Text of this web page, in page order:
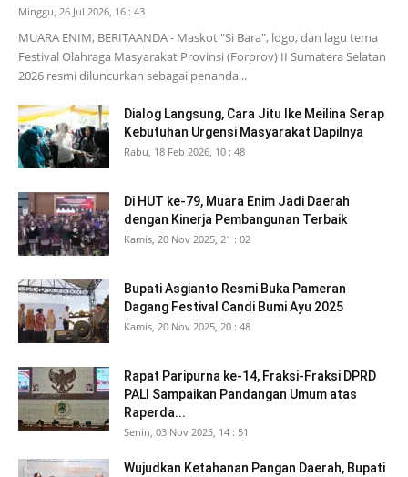
Minggu, 26 Jul 2026, 16 : 43
MUARA ENIM, BERITAANDA - Maskot "Si Bara", logo, dan lagu tema
Festival Olahraga Masyarakat Provinsi (Forprov) II Sumatera Selatan
2026 resmi diluncurkan sebagai penanda...
Dialog Langsung, Cara Jitu Ike Meilina Serap
Kebutuhan Urgensi Masyarakat Dapilnya
Rabu, 18 Feb 2026, 10 : 48
Di HUT ke-79, Muara Enim Jadi Daerah
dengan Kinerja Pembangunan Terbaik
Kamis, 20 Nov 2025, 21 : 02
Bupati Asgianto Resmi Buka Pameran
Dagang Festival Candi Bumi Ayu 2025
Kamis, 20 Nov 2025, 20 : 48
Rapat Paripurna ke-14, Fraksi-Fraksi DPRD
PALI Sampaikan Pandangan Umum atas
Raperda...
Senin, 03 Nov 2025, 14 : 51
Wujudkan Ketahanan Pangan Daerah, Bupati